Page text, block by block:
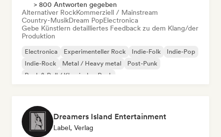
> 800 Antworten gegeben
Alternativer RockKommerziell / Mainstream
Country-MusikDream PopElectronica
Gebe Künstlern detailliertes Feedback zu dem Klang/der
Produktion
Electronica Experimenteller Rock Indie-Folk
Indie-Pop
Indie-Rock
Metal / Heavy metal
Post-Punk
Rock & Roll / Klassischer Rock
Dreamers Island Entertainment
Label, Verlag